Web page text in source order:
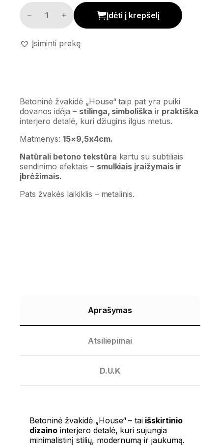
Betoninė žvakidė 'House' kiekis
Įdėti į krepšelį
Įsiminti prekę
Betoninė žvakidė „House“ taip pat yra puiki
dovanos idėja – stilinga, simboliška ir praktiška
interjero detalė, kuri džiugins ilgus metus.
Matmenys: 15×9,5x4cm.
Natūrali betono tekstūra kartu su subtiliais
sendinimo efektais – smulkiais įraižymais ir
įbrėžimais.
Pats žvakės laikiklis – metalinis.
Aprašymas
Atsiliepimai
D.U.K
Betoninė žvakidė „House“ – tai išskirtinio
dizainointerjero detalė, kuri sujungia
minimalistinį stilių, modernumą ir jaukumą.